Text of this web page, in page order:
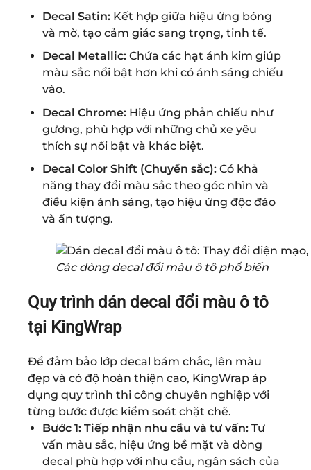
Decal Satin:Kết hợp giữa hiệu ứng bóng
và mờ, tạo cảm giác sang trọng, tinh tế.
Decal Metallic:Chứa các hạt ánh kim giúp
màu sắc nổi bật hơn khi có ánh sáng chiếu
vào.
Decal Chrome:Hiệu ứng phản chiếu như
gương, phù hợp với những chủ xe yêu
thích sự nổi bật và khác biệt.
Decal Color Shift (Chuyển sắc):Có khả
năng thay đổi màu sắc theo góc nhìn và
điều kiện ánh sáng, tạo hiệu ứng độc đáo
và ấn tượng.
Các dòng decal đổi màu ô tô phổ biến
Quy trình dán decal đổi màu ô tô
tại KingWrap
Để đảm bảo lớp decal bám chắc, lên màu
đẹp và có độ hoàn thiện cao, KingWrap áp
dụng quy trình thi công chuyên nghiệp với
từng bước được kiểm soát chặt chẽ.
Bước 1: Tiếp nhận nhu cầu và tư vấn:Tư
vấn màu sắc, hiệu ứng bề mặt và dòng
decal phù hợp với nhu cầu, ngân sách của